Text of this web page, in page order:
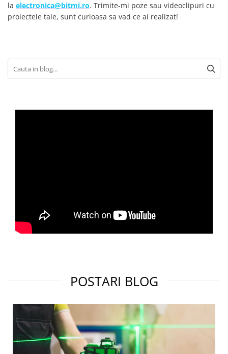
la electronica@bitmi.ro. Trimite-mi poze sau videoclipuri cu
proiectele tale, sunt curioasa sa vad ce ai realizat!
POSTARI BLOG